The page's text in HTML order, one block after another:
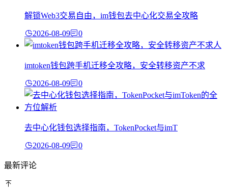
解锁Web3交易自由，im钱包去中心化交易全攻略
2026-08-09 0
imtoken钱包跨手机迁移全攻略，安全转移资产不求
2026-08-09 0
去中心化钱包选择指南，TokenPocket与imT
2026-08-09 0
最新评论